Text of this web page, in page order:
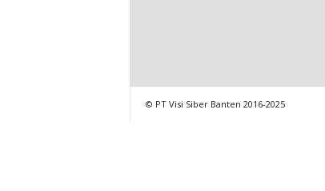
© PT Visi Siber Banten 2016-2025